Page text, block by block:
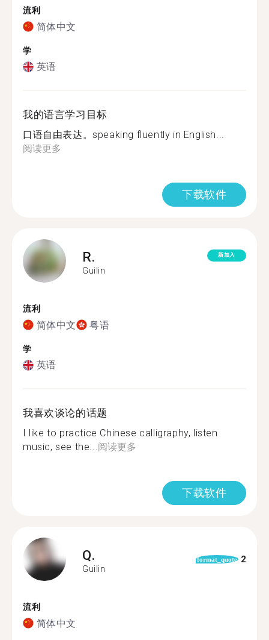
流利
简体中文
学
英语
我的语言学习目标
口语自由表达。speaking fluently in English...
阅读更多
下载软件
R.
Guilin
新加入
流利
简体中文 粤语
学
英语
我喜欢谈论的话题
I like to practice Chinese calligraphy, listen
music, see the...阅读更多
下载软件
Q.
Guilin
format_quote 2
流利
简体中文